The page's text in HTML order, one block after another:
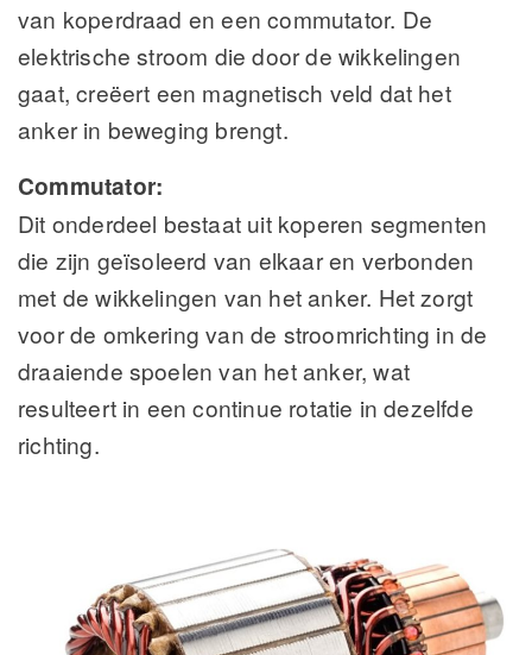
van koperdraad en een commutator. De
elektrische stroom die door de wikkelingen
gaat, creëert een magnetisch veld dat het
anker in beweging brengt.
Commutator:
Dit onderdeel bestaat uit koperen segmenten
die zijn geïsoleerd van elkaar en verbonden
met de wikkelingen van het anker. Het zorgt
voor de omkering van de stroomrichting in de
draaiende spoelen van het anker, wat
resulteert in een continue rotatie in dezelfde
richting.